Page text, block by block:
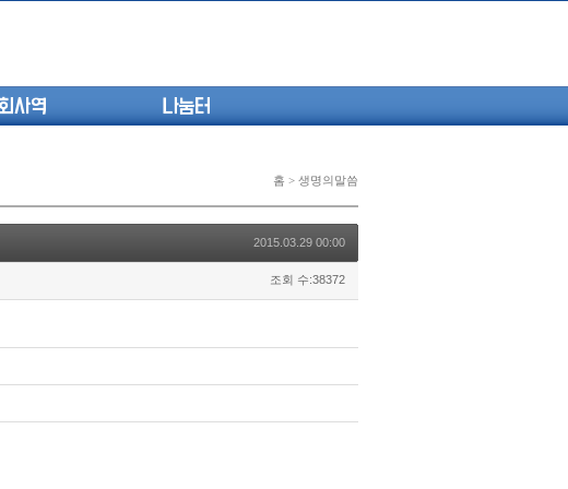
사역 나눔터
홈 > 생명의말씀
2015.03.29 00:00
조회 수:38372